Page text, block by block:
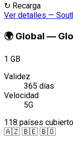
↻ Recarga
Ver detalles —
🌍 Global —
1 GB
Validez
365 días
Velocidad
5G
118 países
🇦🇿 🇧🇪 🇧🇴